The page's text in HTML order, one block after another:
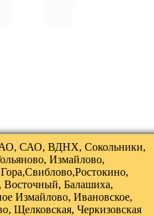
САО, ВДНХ, Сокольники,
Измайлово,
Восточный, Балашиха,
Измайлово, Ивановское,
Щелковская, Черкизовская